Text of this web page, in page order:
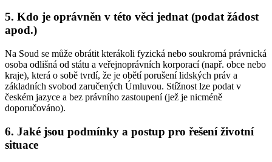
5. Kdo je oprávněn v této věci jednat (podat žádost
apod.)
Na Soud se může obrátit kterákoli fyzická nebo soukromá právnická
osoba odlišná od státu a veřejnoprávních korporací (např. obce nebo
kraje), která o sobě tvrdí, že je obětí porušení lidských práv a
základních svobod zaručených Úmluvou. Stížnost lze podat v
českém jazyce a bez právního zastoupení (jež je nicméně
doporučováno).
6. Jaké jsou podmínky a postup pro řešení životní
situace